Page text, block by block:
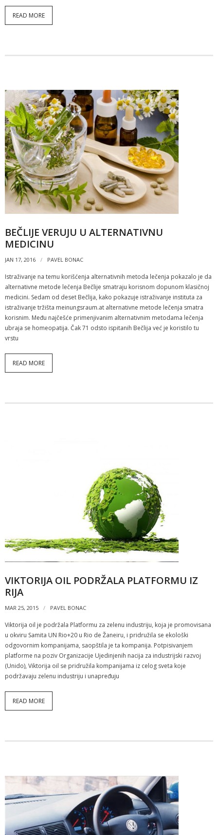
READ MORE
BEČLIJE VERUJU U ALTERNATIVNU
MEDICINU
JAN 17, 2016 PAVEL BONAC
Istraživanje na temu korišćenja alternativnih metoda lečenja pokazalo je da
alternativne metode lečenja Bečlije smatraju korisnom dopunom klasičnoj
medicini. Sedam od deset Bečlija, kako pokazuje istraživanje instituta za
istraživanje tržišta meinungsraum.at alternativne metode lečenja smatra
korisnim. Među najčešće primenjivanim alternativnim metodama lečenja
ubraja se homeopatija. Čak 71 odsto ispitanih Bečlija već je koristilo tu
vrstu
READ MORE
VIKTORIJA OIL PODRŽALA PLATFORMU IZ
RIJA
MAR 25, 2015 PAVEL BONAC
Viktorija oil je podržala Platformu za zelenu industriju, koja je promovisana
u okviru Samita UN Rio+20 u Rio de Žaneiru, i pridružila se ekološki
odgovornim kompanijama, saopštila je ta kompanija. Potpisivanjem
platforme na poziv Organizacije Ujedinjenih nacija za industrijski razvoj
(Unido), Viktorija oil se pridružila kompanijama iz celog sveta koje
podržavaju zelenu industriju i unapređuju
READ MORE